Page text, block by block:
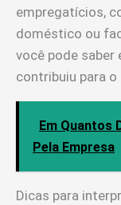
empregatícios,
doméstico ou
você pode
contribuiu para o
Em Quantos
Pela Empresa
Dicas para